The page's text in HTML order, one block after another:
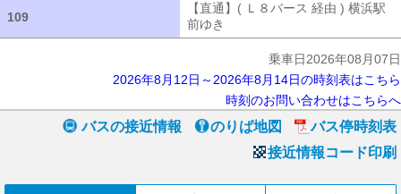
109
【直通】( Ｌ８バース 経由 ) 横浜駅
前ゆき
乗車日2026年08月07日
2026年8月12日～2026年8月14日の時刻表はこちら
時刻のお問い合わせはこちらへ
バスの接近情報 のりば地図
バス停時刻表
接近情報コード印刷